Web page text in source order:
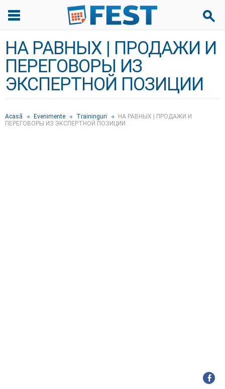
НА РАВНЫХ | ПРОДАЖИ И
ПЕРЕГОВОРЫ ИЗ
ЭКСПЕРТНОЙ ПОЗИЦИИ
Acasă Evenimente Traininguri
НА РАВНЫХ | ПРОДАЖИ И
ПЕРЕГОВОРЫ ИЗ ЭКСПЕРТНОЙ ПОЗИЦИИ